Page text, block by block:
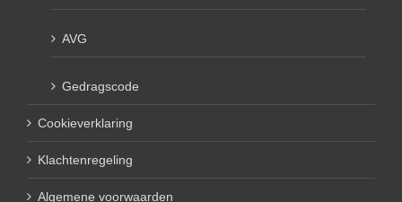
AVG
Gedragscode
Cookieverklaring
Klachtenregeling
Algemene voorwaarden